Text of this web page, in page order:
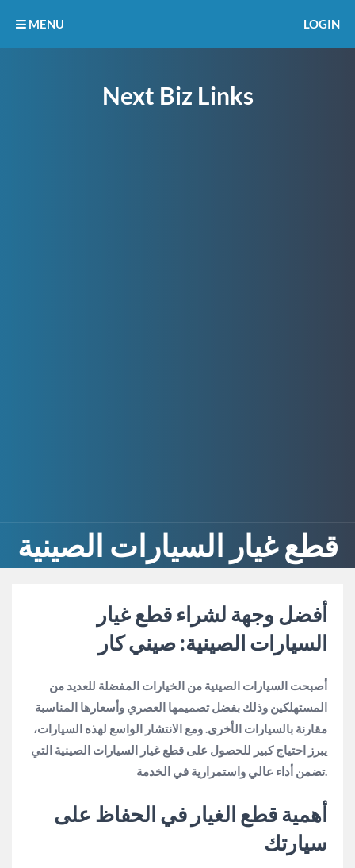
Next Biz Links
MENU LOGIN
قطع غيار السيارات الصينية
أفضل وجهة لشراء قطع غيار
السيارات الصينية: صيني كار
أصبحت السيارات الصينية من الخيارات المفضلة للعديد من
المستهلكين وذلك بفضل تصميمها العصري وأسعارها المناسبة
مقارنة بالسيارات الأخرى. ومع الانتشار الواسع لهذه السيارات،
يبرز احتياج كبير للحصول على قطع غيار السيارات الصينية التي
تضمن أداء عالي واستمرارية في الخدمة.
أهمية قطع الغيار في الحفاظ على
سيارتك